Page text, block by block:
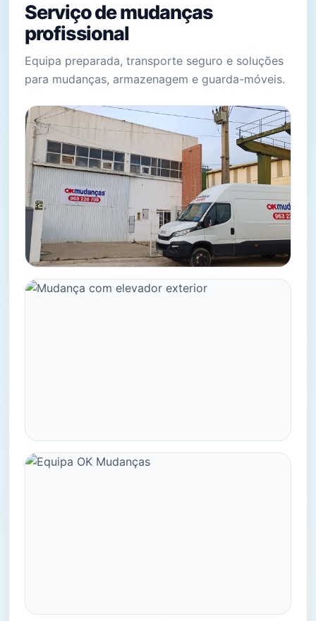
Serviço de mudanças
profissional
Equipa preparada, transporte seguro e soluções
para mudanças, armazenagem e guarda-móveis.